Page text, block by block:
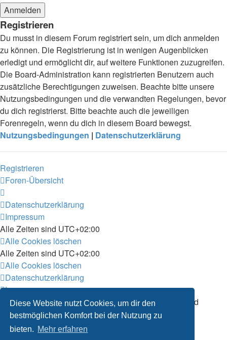
Diese Website nutzt Cookies, um dir den
bestmöglichen Komfort bei der Nutzung zu
bieten. Mehr erfahren
Registrieren
Du musst in diesem Forum registriert sein, um dich anmelden
zu können. Die Registrierung ist in wenigen Augenblicken
erledigt und ermöglicht dir, auf weitere Funktionen zuzugreifen.
Die Board-Administration kann registrierten Benutzern auch
zusätzliche Berechtigungen zuweisen. Beachte bitte unsere
Nutzungsbedingungen und die verwandten Regelungen, bevor
du dich registrierst. Bitte beachte auch die jeweiligen
Forenregeln, wenn du dich in diesem Board bewegst.
Nutzungsbedingungen | Datenschutzerklärung
Registrieren
Foren-Übersicht
Datenschutzerklärung
Impressum
Alle Zeiten sind UTC+02:00
Alle Cookies löschen
Alle Zeiten sind UTC+02:00
Alle Cookies löschen
Datenschutzerklärung
Impressum
Powered byphpBB® Forum Software © phpBB Limited
Deutsche Übersetzung durch phpBB.de
Datenschutz|Nutzungsbedingungen